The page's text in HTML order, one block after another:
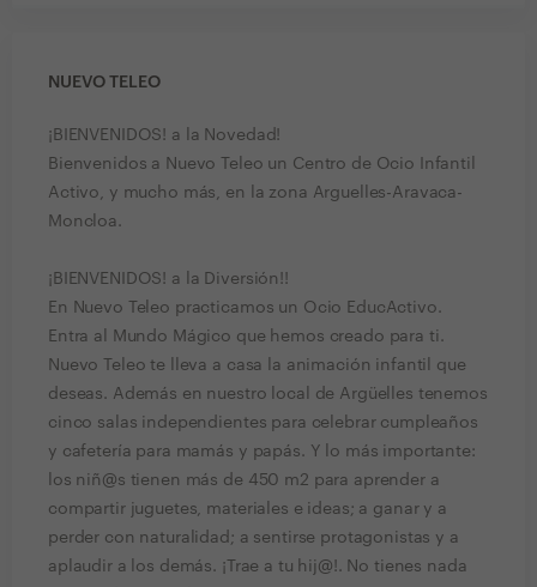
NUEVO TELEO
¡BIENVENIDOS! a la Novedad!
Bienvenidos a Nuevo Teleo un Centro de Ocio Infantil
Activo, y mucho más, en la zona Arguelles-Aravaca-
Moncloa.
¡BIENVENIDOS! a la Diversión!!
En Nuevo Teleo practicamos un Ocio EducActivo.
Entra al Mundo Mágico que hemos creado para ti.
Nuevo Teleo te lleva a casa la animación infantil que
deseas. Además en nuestro local de Argüelles tenemos
cinco salas independientes para celebrar cumpleaños
y cafetería para mamás y papás. Y lo más importante:
los niñ@s tienen más de 450 m2 para aprender a
compartir juguetes, materiales e ideas; a ganar y a
perder con naturalidad; a sentirse protagonistas y a
aplaudir a los demás. ¡Trae a tu hij@!. No tienes nada